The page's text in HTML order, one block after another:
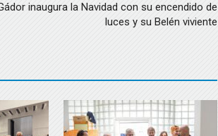
inaugura la Navidad con su encendido de
luces y su Belén viviente